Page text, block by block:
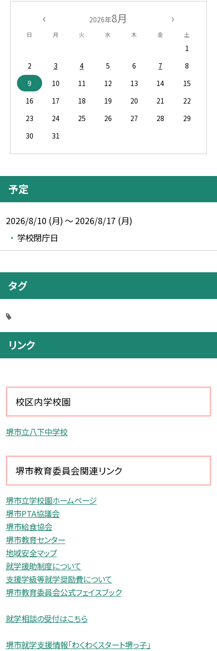
2026年8月
日 月 火 水 木 金 土
1
2
3 4 5 6 7
8
9
10 11 12 13 14
15
16
17 18 19 20 21
22
23
24 25 26 27 28
29
30
31
予定
2026/8/10 (月) ～ 2026/8/17 (月)
学校閉庁日
タグ
リンク
校区内学校園
堺市立八下中学校
堺市教育委員会関連リンク
堺市立学校園ホームページ
堺市PTA協議会
堺市給食協会
堺市教育センター
地域安全マップ
就学援助制度について
支援学級等就学奨励費について
堺市教育委員会公式フェイスブック
就学相談の受付はこちら
堺市就学支援情報「わくわくスタート堺っ子」